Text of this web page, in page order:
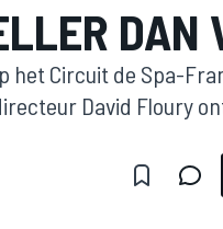
DAN
het Circuit de Spa-
David Floury